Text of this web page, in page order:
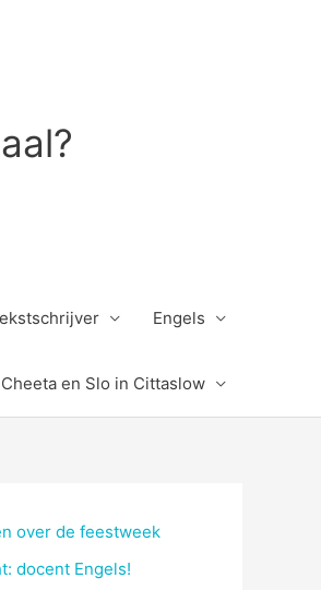
Engels
Cheeta en Slo in Cittaslow
over de feestweek
docent Engels!